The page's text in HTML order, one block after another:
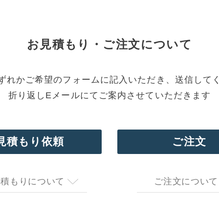
お見積もり・ ご注文について
れかご希望のフォームに記入いただき、送信して
折り返しEメールにてご案内させていただきます
積もり依頼 ご注文
もりについて ご注文について